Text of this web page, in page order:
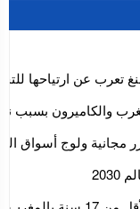
تعرب عن ارتياحها
والكاميرون بسبب
تقرر مجانية ولوج